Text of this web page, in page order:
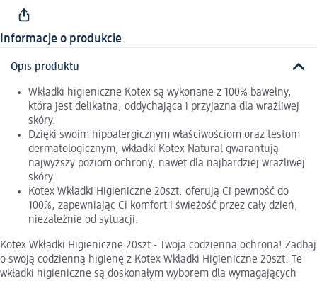
Informacje o produkcie
Opis produktu
Wkładki higieniczne Kotex są wykonane z 100% bawełny,
która jest delikatna, oddychająca i przyjazna dla wrażliwej
skóry.
Dzięki swoim hipoalergicznym właściwościom oraz testom
dermatologicznym, wkładki Kotex Natural gwarantują
najwyższy poziom ochrony, nawet dla najbardziej wrażliwej
skóry.
Kotex Wkładki Higieniczne 20szt. oferują Ci pewność do
100%, zapewniając Ci komfort i świeżość przez cały dzień,
niezależnie od sytuacji.
Kotex Wkładki Higieniczne 20szt - Twoja codzienna ochrona! Zadbaj
o swoją codzienną higienę z Kotex Wkładki Higieniczne 20szt. Te
wkładki higieniczne są doskonałym wyborem dla wymagających